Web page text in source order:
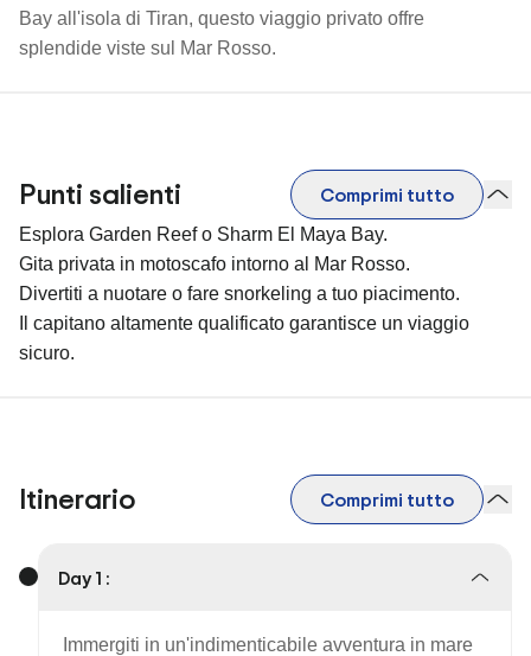
Bay all'isola di Tiran, questo viaggio privato offre
splendide viste sul Mar Rosso.
Punti salienti Comprimi tutto
Esplora Garden Reef o Sharm El Maya Bay.
Gita privata in motoscafo intorno al Mar Rosso.
Divertiti a nuotare o fare snorkeling a tuo piacimento.
Il capitano altamente qualificato garantisce un viaggio
sicuro.
Itinerario Comprimi tutto
Day 1 :
Immergiti in un'indimenticabile avventura in mare